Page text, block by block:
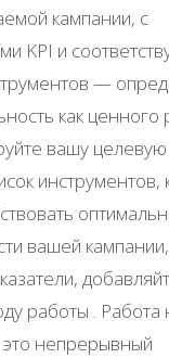
кампании, с
KPI и
—
как ценного
вашу
инструментов,
вашей
работы . Работа
это непрерывный